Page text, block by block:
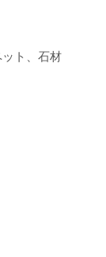
ト、石材